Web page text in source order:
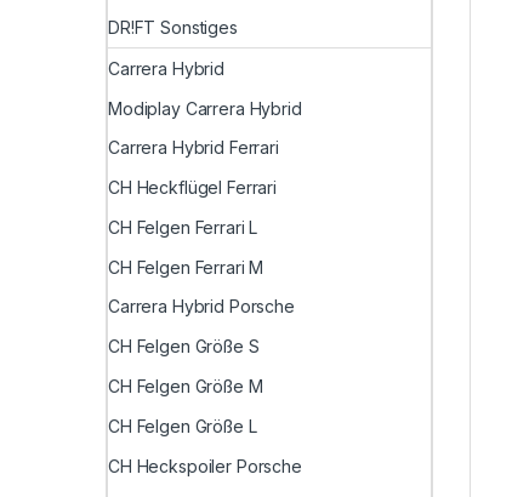
DR!FT Sonstiges
Carrera Hybrid
Modiplay Carrera Hybrid
Carrera Hybrid Ferrari
CH Heckflügel Ferrari
CH Felgen Ferrari L
CH Felgen Ferrari M
Carrera Hybrid Porsche
CH Felgen Größe S
CH Felgen Größe M
CH Felgen Größe L
CH Heckspoiler Porsche